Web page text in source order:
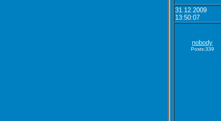
31.12.2009
13:50:07
nobody
Posts:339